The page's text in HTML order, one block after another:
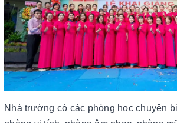
Nhà trường có các phòng học chuyên